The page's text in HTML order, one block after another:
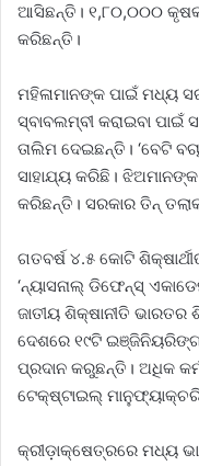
ଆସିଛନ୍ତି। ୧,୮୦,୦୦୦
କରିଛନ୍ତି।
ମହିଳାମାନଙ୍କ ପାଇଁ ମଧ୍ୟ
ସ୍ବାବଲମ୍ବୀ କରାଇବା ପାଇଁ
ତାଲିମ ଦେଇଛନ୍ତି। ‘ବେଟି
ସାହାଯ୍ୟ କରିଛି।
କରିଛନ୍ତି। ସରକାର ତିନ୍‌
ଗତବର୍ଷ ୪.୫ କୋଟି
‘ନ୍ୟାସନାଲ୍‌ ଡିଫେନ୍‌ସ୍‌
ଜାତୀୟ ଶିକ୍ଷାନୀତି
ଦେଶରେ ୧୯ଟି
ପ୍ରଦାନ କରୁଛନ୍ତି। ଅଧିକ
ଟେକ୍‌ଷ୍ଟାଇଲ୍‌
କ୍ରୀଡ଼ାକ୍ଷେତ୍ରରେ ମଧ୍ୟ